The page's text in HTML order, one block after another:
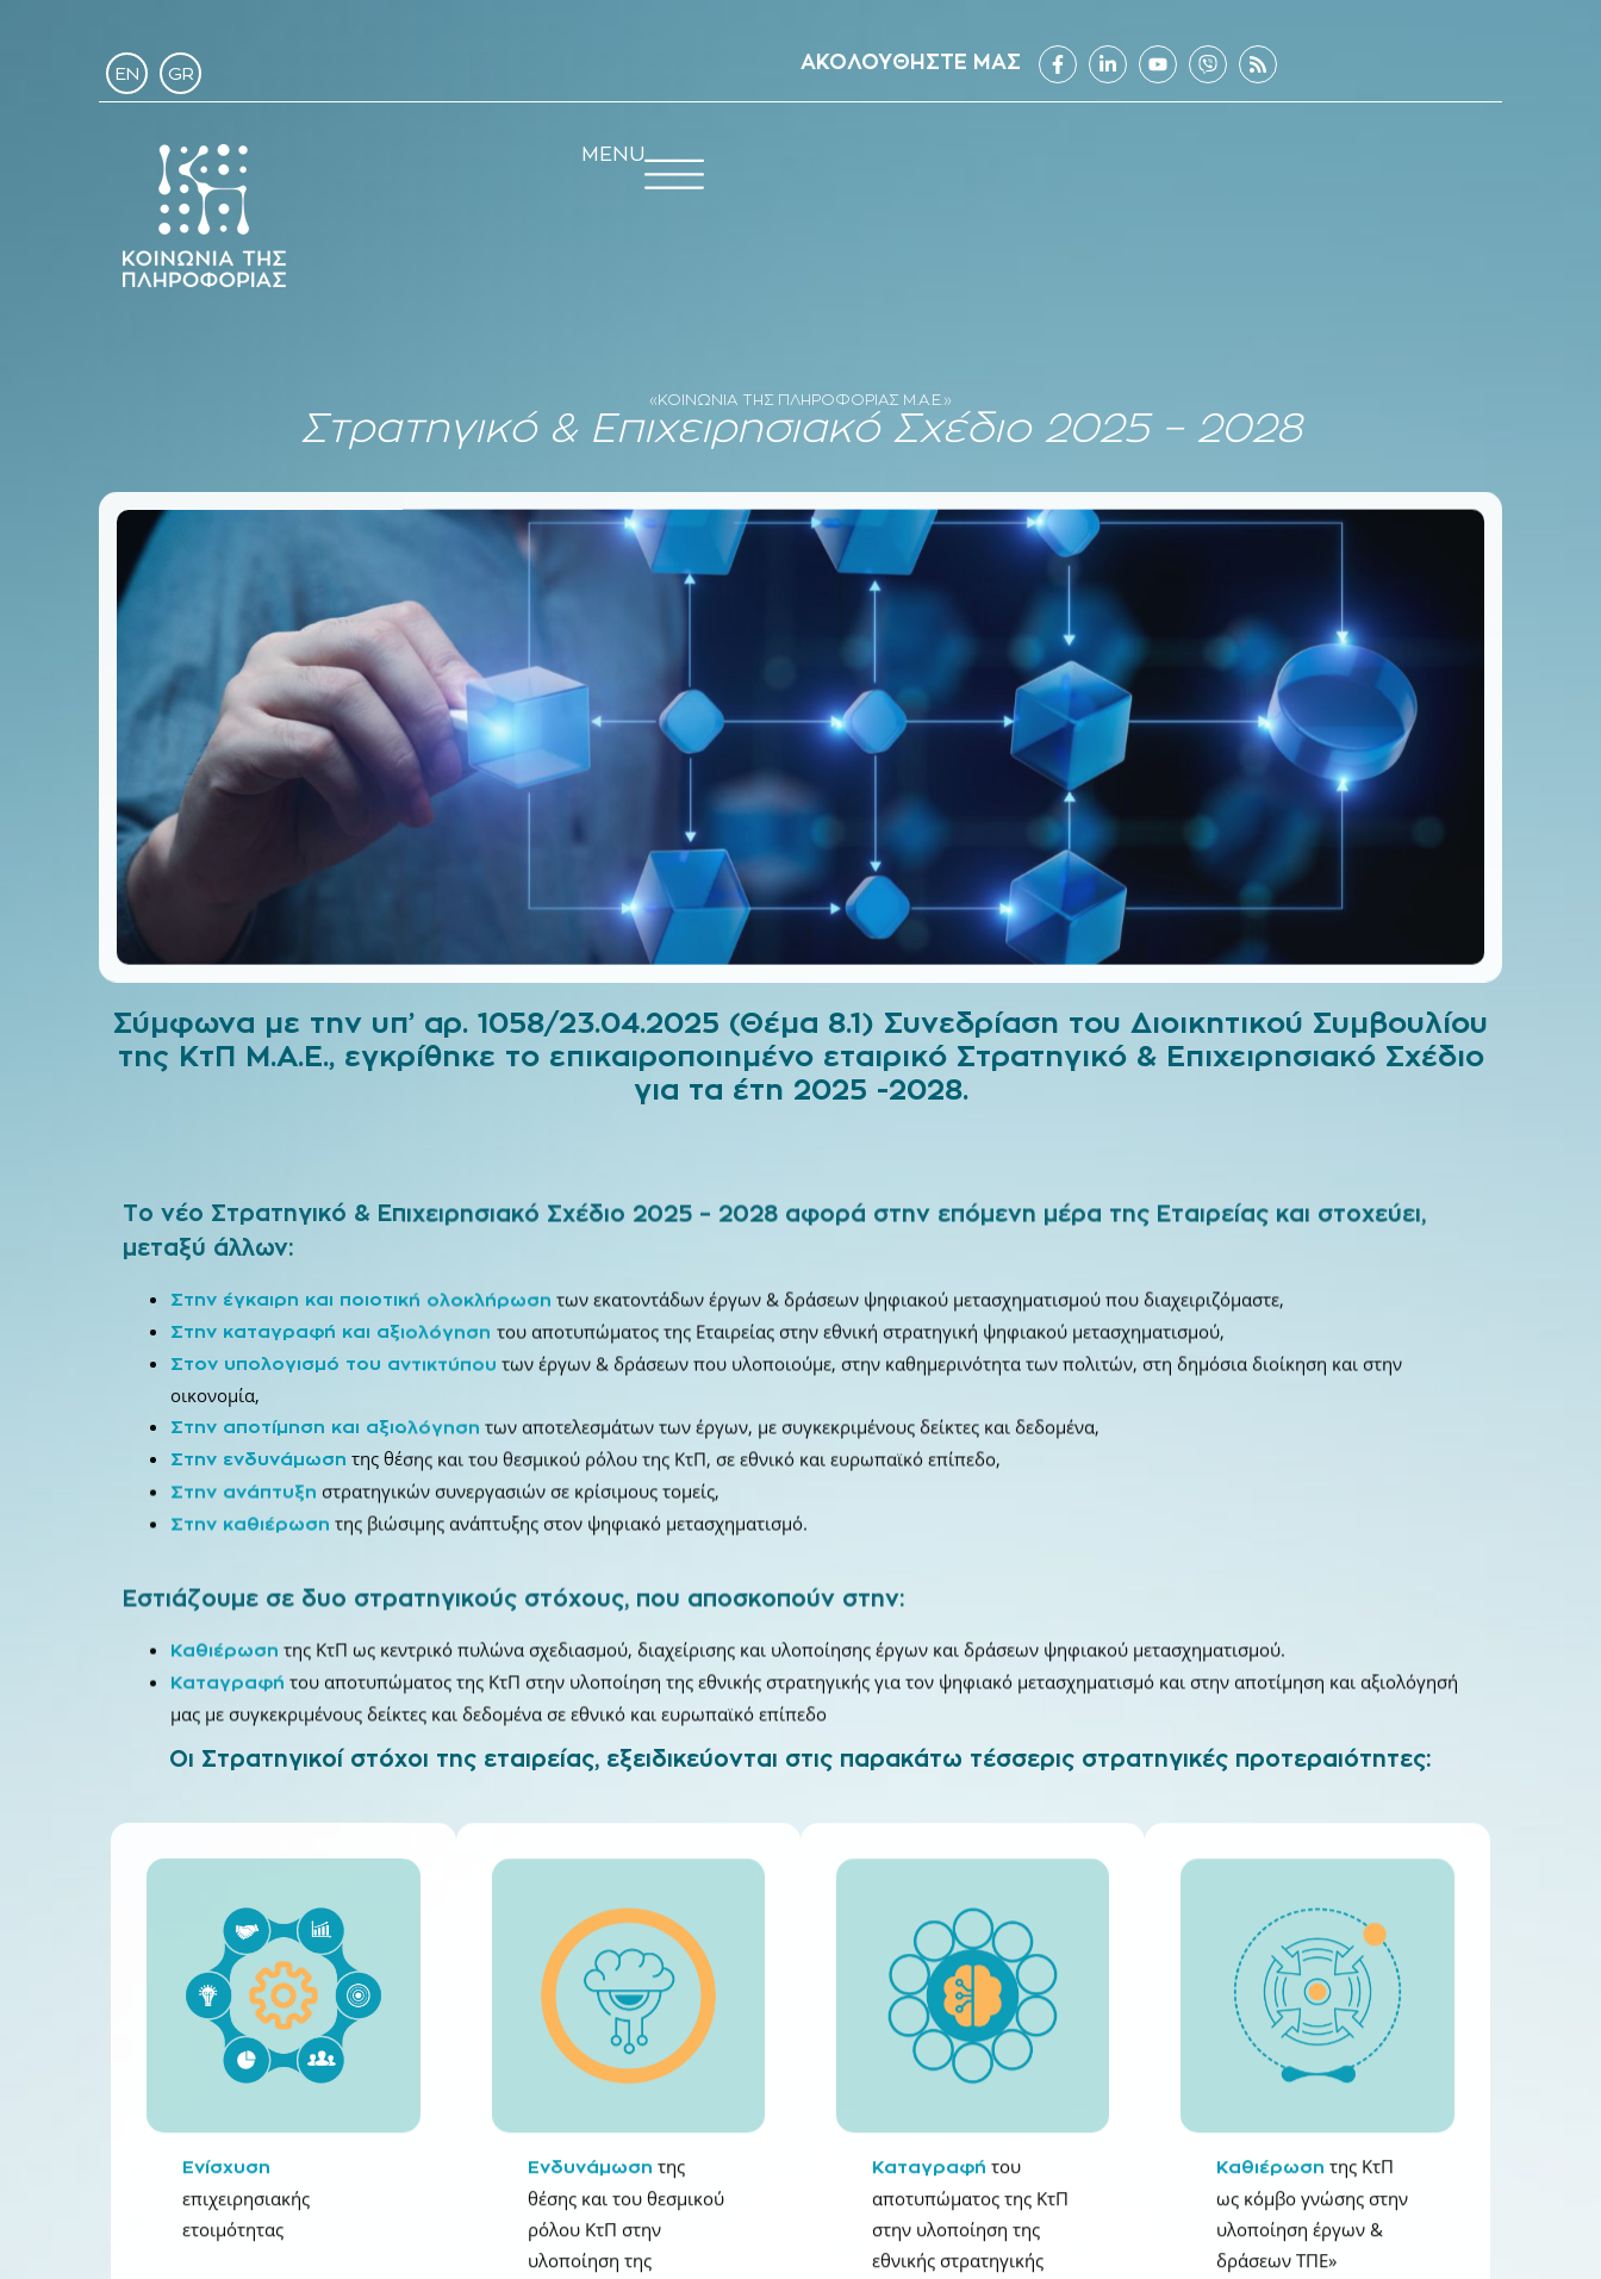
EN GR
ΑΚΟΛΟΥΘΗΣΤΕ ΜΑΣ
MENU
«ΚΟΙΝΩΝΙΑ ΤΗΣ ΠΛΗΡΟΦΟΡΙΑΣ Μ.Α.Ε.»
Στρατηγικό & Επιχειρησιακό Σχέδιο 2025 – 2028
Σύμφωνα με την υπ’ αρ. 1058/23.04.2025 (Θέμα 8.1) Συνεδρίαση του Διοικητικού Συμβουλίου
της ΚτΠ Μ.Α.Ε., εγκρίθηκε το επικαιροποιημένο εταιρικό Στρατηγικό & Επιχειρησιακό Σχέδιο
για τα έτη 2025 -2028.
μεταξύ άλλων:
Στην καταγραφή και αξιολόγηση του αποτυπώματος της Εταιρείας στην εθνική στρατηγική ψηφιακού μετασχηματισμού,
Στον υπολογισμό του αντικτύπουτων έργων & δράσεων που υλοποιούμε, στην καθημερινότητα των πολιτών, στη δημόσια διοίκηση και στην
οικονομία,
Στην αποτίμηση και αξιολόγηση
Στην ενδυνάμωσητης θέσης και του θεσμικού ρόλου της ΚτΠ, σε εθνικό και ευρωπαϊκό επίπεδο,
Στην ανάπτυξηστρατηγικών συνεργασιών σε κρίσιμους τομείς,
Στην καθιέρωσητης βιώσιμης ανάπτυξης στον ψηφιακό μετασχηματισμό.
Καταγραφήτου αποτυπώματος της ΚτΠ στην υλοποίηση της εθνικής στρατηγικής για τον ψηφιακό μετασχηματισμό και στην αποτίμηση και αξιολόγησή
μας με συγκεκριμένους δείκτες και δεδομένα σε εθνικό και ευρωπαϊκό επίπεδο
Οι Στρατηγικοί στόχοι της εταιρείας, εξειδικεύονται στις παρακάτω τέσσερις στρατηγικές προτεραιότητες:
Ενίσχυση
επιχειρησιακής
ετοιμότητας
Ενδυνάμωσητης
θέσης και του θεσμικού
ρόλου ΚτΠ στην
υλοποίηση της
Ψηφιακής Δεκαετίας
Καταγραφήτου
αποτυπώματος της ΚτΠ
στην υλοποίηση της
εθνικής στρατηγικής
για τον ψηφιακό
Καθιέρωσητης ΚτΠ
ως κόμβο γνώσης στην
υλοποίηση έργων &
δράσεων ΤΠΕ»